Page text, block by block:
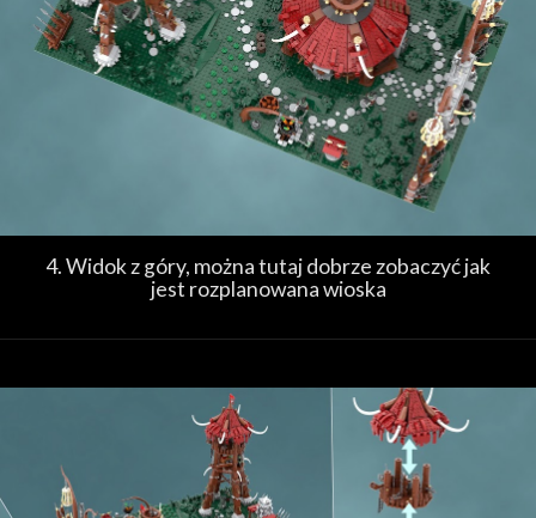
4. Widok z góry, można tutaj dobrze zobaczyć jak
jest rozplanowana wioska